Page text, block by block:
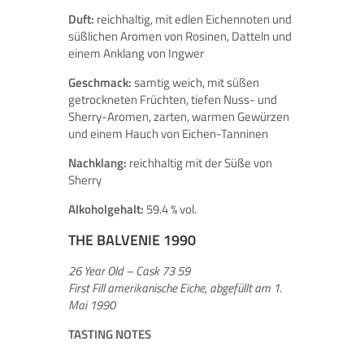
Duft: reichhaltig, mit edlen Eichennoten und
süßlichen Aromen von Rosinen, Datteln und
einem Anklang von Ingwer
Geschmack:samtig weich, mit süßen
getrockneten Früchten, tiefen Nuss- und
Sherry-Aromen, zarten, warmen Gewürzen
und einem Hauch von Eichen-Tanninen
Nachklang: reichhaltig mit der Süße von
Sherry
Alkoholgehalt: 59.4 % vol.
THE BALVENIE 1990
26 Year Old – Cask 73 59
First Fill amerikanische Eiche, abgefüllt am 1.
Mai 1990
TASTING NOTES